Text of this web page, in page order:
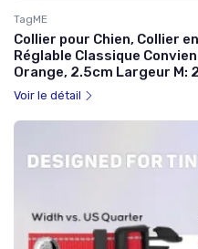
TagME
Collier pour Chien, Collier
Réglable Classique
Orange, 2.5cm Largeur M:
Voir le détail